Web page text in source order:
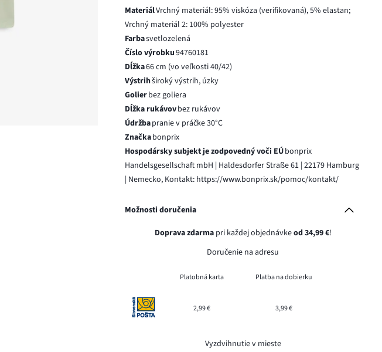
MateriálVrchný materiál: 95% viskóza (verifikovaná), 5% elastan;
Vrchný materiál 2: 100% polyester
Farbasvetlozelená
Číslo výrobku94760181
Dĺžka66 cm (vo veľkosti 40/42)
Výstrihširoký výstrih, úzky
Golierbez goliera
Dĺžka rukávovbez rukávov
Údržbapranie v práčke 30°C
Značkabonprix
Hospodársky subjekt je zodpovedný voči EÚbonprix
Handelsgesellschaft mbH | Haldesdorfer Straße 61 | 22179 Hamburg
| Nemecko, Kontakt: https://www.bonprix.sk/pomoc/kontakt/
Možnosti doručenia
Doprava zdarmapri každej objednávkeod 34,99 €!
Doručenie na adresu
Platobná karta Platba na dobierku
2,99 € 3,99 €
Vyzdvihnutie v mieste